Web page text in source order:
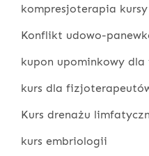
kompresjoterapia kursy
Konflikt udowo-
kupon upominkowy
kurs dla
Kurs drenażu
kurs embriologii